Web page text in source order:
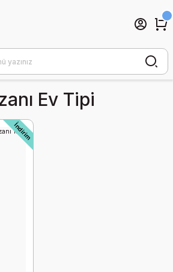
Ev Tipi
İndirim